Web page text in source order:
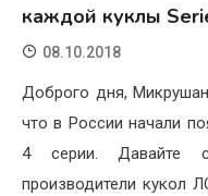
каждой куклы
08.10.2018
Доброго дня,
что в России начали
4 серии. Давайте
производители кукол